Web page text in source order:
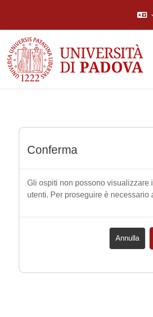
Conferma
Gli ospiti non possono visualizzare
utenti. Per proseguire è necessario
Annulla